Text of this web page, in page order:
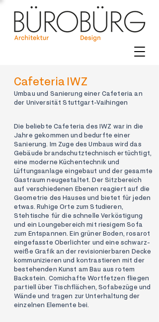
Cafeteria IWZ
Die beliebte Cafeteria des IWZ war in die
Jahre gekommen und bedurfte einer
Sanierung. Im Zuge des Umbaus wird das
Gebäude brandschutztechnisch ertüchtigt,
eine moderne Küchentechnik und
Lüftungsanlage eingebaut und der gesamte
Gastraum neugestaltet. Der Sitzbereich
auf verschiedenen Ebenen reagiert auf die
Geometrie des Hauses und bietet für jeden
etwas. Ruhige Orte zum Studieren,
Stehtische für die schnelle Verköstigung
und ein Loungebereich mit riesigem Sofa
zum Entspannen. Ein grüner Boden, rosarot
eingefasste Oberlichter und eine schwarz-
weiße Grafik an der revisionierbaren Decke
kommunizieren und kontrastieren mit der
bestehenden Kunst am Bau aus rotem
Backstein. Comichafte Wortfetzen fliegen
partiell über Tischflächen, Sofabezüge und
Wände und tragen zur Unterhaltung der
einzelnen Elemente bei.
Umbau und Sanierung einer Cafeteria an
der Universität Stuttgart-Vaihingen